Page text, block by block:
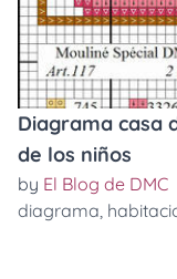
Diagrama casa
de los niños
by El Blog de DMC
diagrama,